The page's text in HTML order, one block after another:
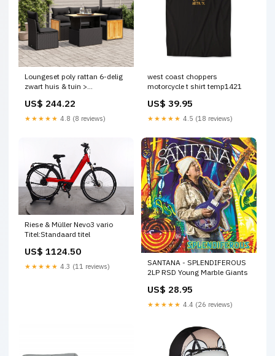
Loungeset poly rattan 6-delig
zwart huis & tuin >
> opruimen & organiseren >
opbergdozen
US$ 244.22
★★★★★ 4.8 (8 reviews)
west coast choppers
motorcycle t shirt temp1421
US$ 39.95
★★★★★ 4.5 (18 reviews)
Riese & Müller Nevo3 vario
Titel:Standaard titel
US$ 1124.50
★★★★★ 4.3 (11 reviews)
SANTANA - SPLENDIFEROUS
2LP RSD Young Marble Giants
US$ 28.95
★★★★★ 4.4 (26 reviews)